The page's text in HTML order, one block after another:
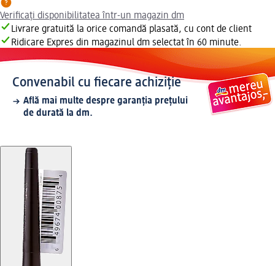
Verificați disponibilitatea într-un magazin dm
Livrare gratuită la orice comandă plasată, cu cont de client
Ridicare Expres din magazinul dm selectat în 60 minute.
Convenabil cu fiecare achiziție
Află mai multe despre garanția prețului
de durată la dm.